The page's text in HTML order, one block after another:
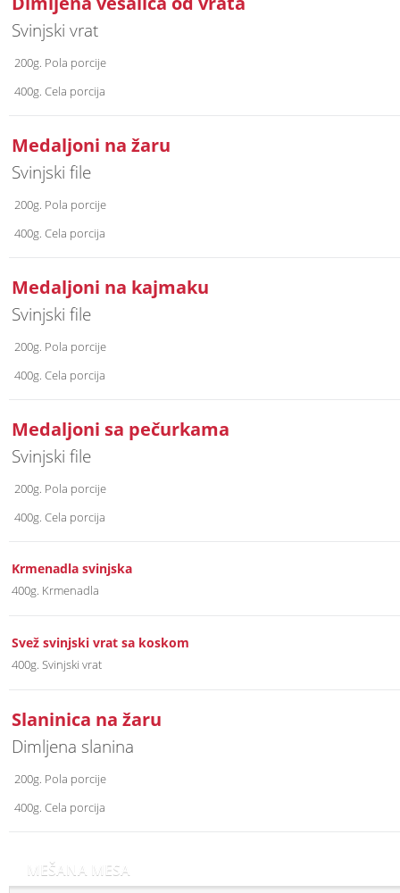
Svinjski vrat
200g. Pola porcije
400g. Cela porcija
Medaljoni na žaru
Svinjski file
200g. Pola porcije
400g. Cela porcija
Medaljoni na kajmaku
Svinjski file
200g. Pola porcije
400g. Cela porcija
Medaljoni sa pečurkama
Svinjski file
200g. Pola porcije
400g. Cela porcija
Krmenadla svinjska
400g. Krmenadla
Svež svinjski vrat sa koskom
400g. Svinjski vrat
Slaninica na žaru
Dimljena slanina
200g. Pola porcije
400g. Cela porcija
MEŠANA MESA